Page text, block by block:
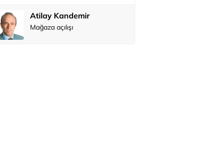
Atilay Kandemir
Mağaza açılışı